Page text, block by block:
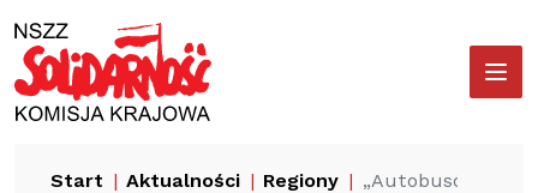
do
treści
Start Aktualności Regiony „Autobusów na